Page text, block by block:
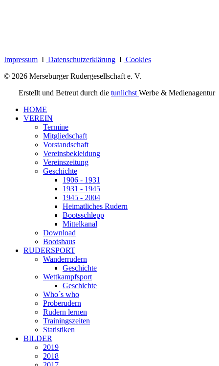
Impressum I Datenschutzerklärung I Cookies
© 2026 Merseburger Rudergesellschaft e. V.
Erstellt und Betreut durch die tunlichst Werbe & Medienagentur
HOME
VEREIN
Termine
Mitgliedschaft
Vorstandschaft
Vereinsbekleidung
Vereinszeitung
Geschichte
1906 - 1931
1931 - 1945
1945 - 2004
Heimatliches Rudern
Bootsschlepp
Mittelkanal
Download
Bootshaus
RUDERSPORT
Wanderrudern
Geschichte
Wettkampfsport
Geschichte
Who´s who
Proberudern
Rudern lernen
Trainingszeiten
Statistiken
BILDER
2019
2018